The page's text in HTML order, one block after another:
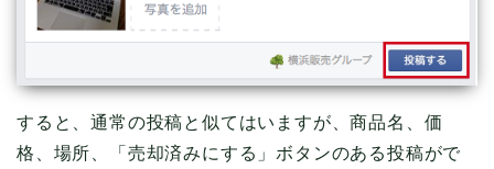
すると、通常の投稿と似てはいますが、商品名、価
格、場所、「売却済みにする」ボタンのある投稿がで